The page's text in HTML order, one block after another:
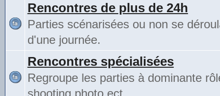
Rencontres de plus de 24h
Parties scénarisées ou non se
d'une journée.
Rencontres spécialisées
Regroupe les parties à dominante
shooting photo ect